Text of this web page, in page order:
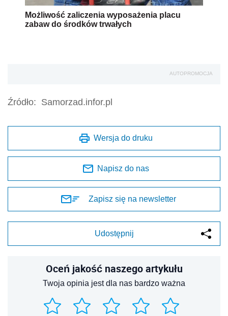
Możliwość zaliczenia wyposażenia placu
zabaw do środków trwałych
AUTOPROMOCJA
Źródło: Samorzad.infor.pl
Wersja do druku
Napisz do nas
Zapisz się na newsletter
Udostępnij
Oceń jakość naszego artykułu
Twoja opinia jest dla nas bardzo ważna